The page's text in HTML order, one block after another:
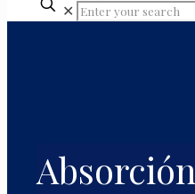
✕
Absorción